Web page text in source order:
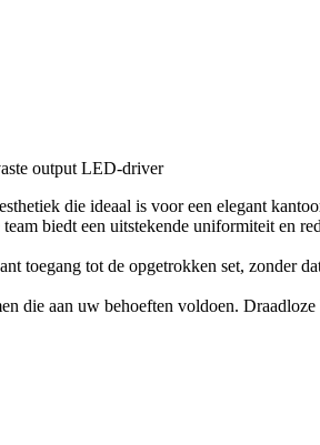
output LED-driver
die ideaal is voor een elegant
biedt een uitstekende uniformiteit en
toegang tot de opgetrokken set, zonder
die aan uw behoeften voldoen.